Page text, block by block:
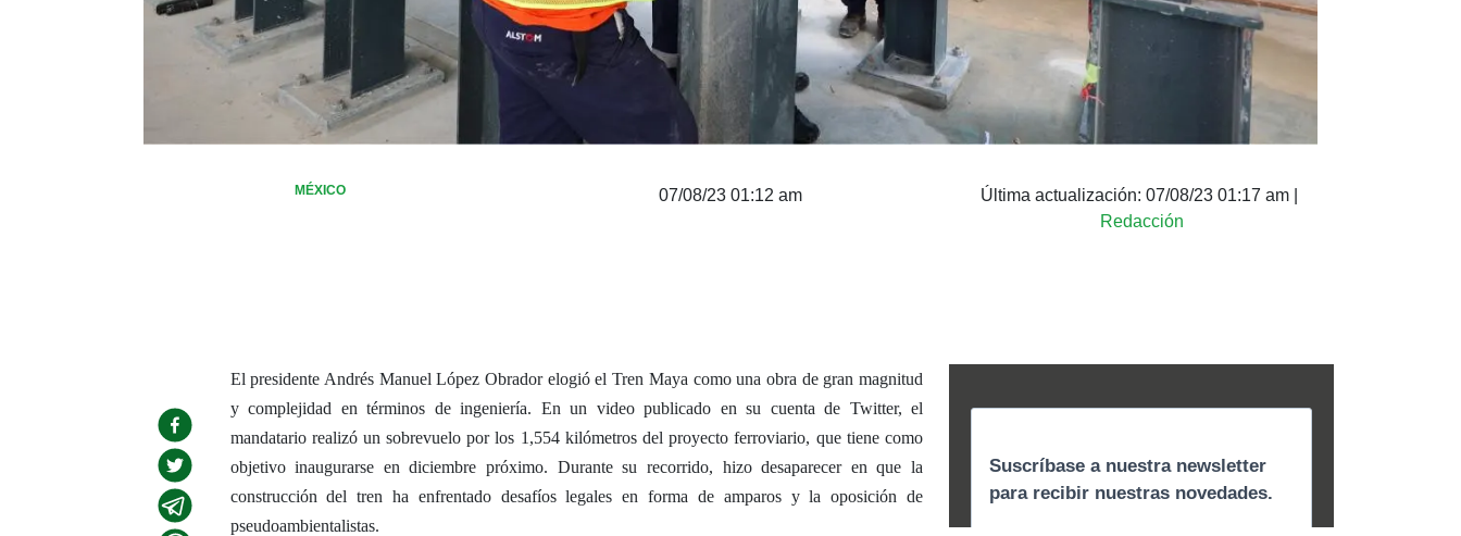
MÉXICO 07/08/23 01:12 am Última actualización: 07/08/23 01:17 am
Redacción
El presidente Andrés Manuel López Obrador elogió el Tren Maya como una obra de gran magnitud
y complejidad en términos de ingeniería. En un video publicado en su cuenta de Twitter, el
mandatario realizó un sobrevuelo por los 1,554 kilómetros del proyecto ferroviario, que tiene como
objetivo inaugurarse en diciembre próximo. Durante su recorrido, hizo desaparecer en que la
construcción del tren ha enfrentado desafíos legales en forma de amparos y la oposición de
pseudoambientalistas.